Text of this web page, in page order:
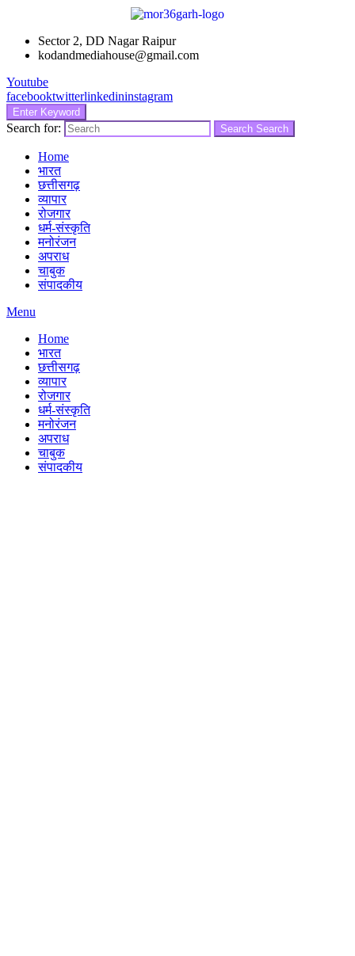
Sector 2, DD Nagar Raipur
kodandmediahouse@gmail.com
Youtube
facebooktwitterlinkedininstagram
Enter Keyword
Search for: Search Search
Home
भारत
छत्तीसगढ़
व्यापार
रोजगार
धर्म-संस्कृति
मनोरंजन
अपराध
चाबुक
संपादकीय
Menu
Home
भारत
छत्तीसगढ़
व्यापार
रोजगार
धर्म-संस्कृति
मनोरंजन
अपराध
चाबुक
संपादकीय